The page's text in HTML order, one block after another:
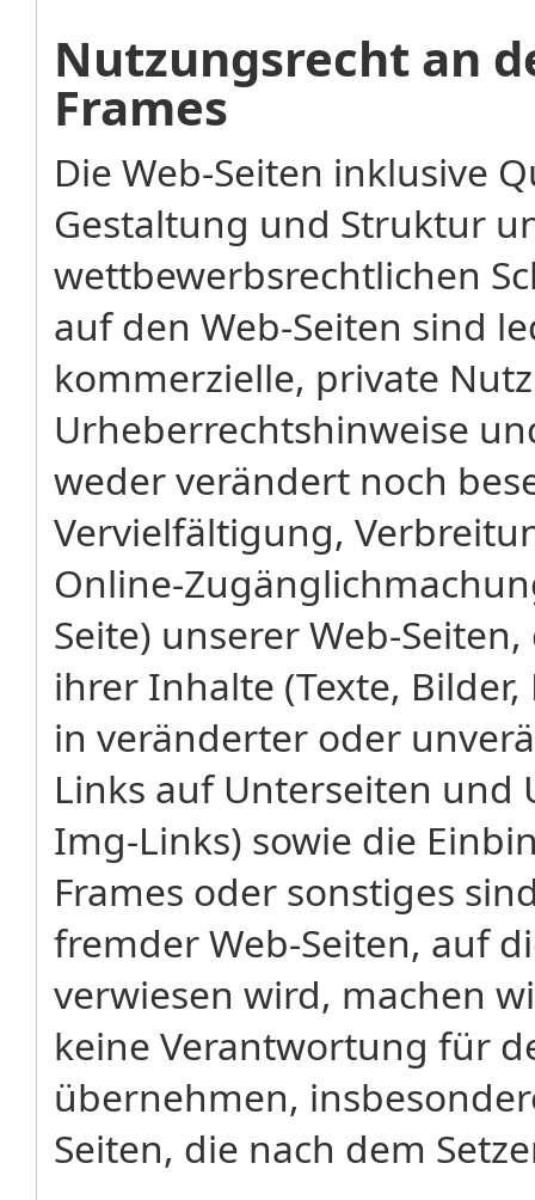
Nutzungsrecht an
Frames
Die Web-Seiten inklusive
Gestaltung und Struktur
wettbewerbsrechtlichen
auf den Web-Seiten sind
kommerzielle, private
Urheberrechtshinweise
weder verändert noch
Vervielfältigung,
Online-
Seite) unserer Web-
ihrer Inhalte (Texte,
in veränderter oder
Links auf Unterseiten und
Img-Links) sowie die
Frames oder sonstiges
fremder Web-Seiten, auf
verwiesen wird, machen
keine Verantwortung für
übernehmen,
Seiten, die nach dem